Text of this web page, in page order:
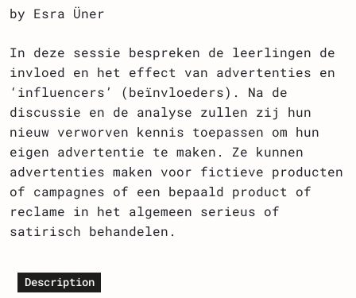
by Esra Üner
In deze sessie bespreken de leerlingen de
invloed en het effect van advertenties en
‘influencers’ (beïnvloeders). Na de
discussie en de analyse zullen zij hun
nieuw verworven kennis toepassen om hun
eigen advertentie te maken. Ze kunnen
advertenties maken voor fictieve producten
of campagnes of een bepaald product of
reclame in het algemeen serieus of
satirisch behandelen.
Description